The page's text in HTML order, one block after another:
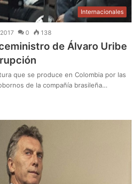
Internacionales
0 138
de Álvaro Uribe
que se produce en Colombia por las
de la compañía brasileña…